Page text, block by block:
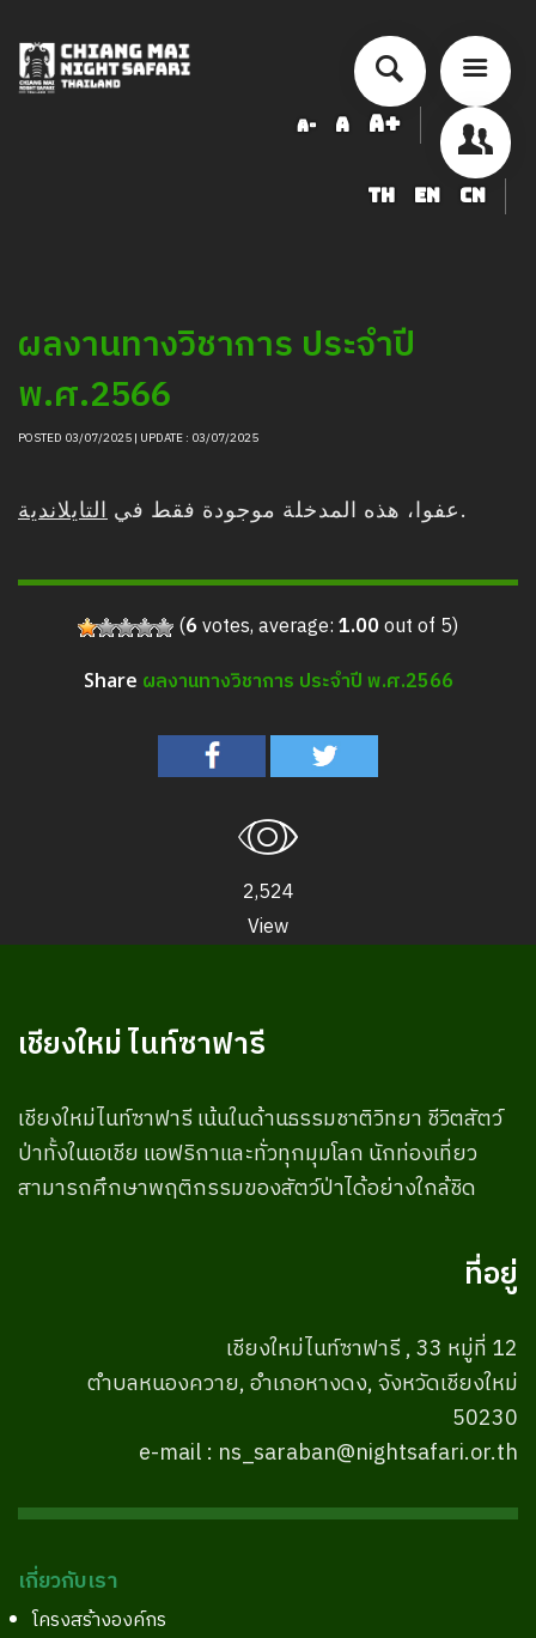
A- A A+
TH EN CN
ข้อมูลสัตว์ในเชียงใหม่ไนท์ซาฟารี
ผลงานทางวิชาการ ประจำปี
พ.ศ.2566
POSTED 03/07/2025 | UPDATE : 03/07/2025
عفوا، هذه المدخلة موجودة فقط في التايلاندية .
(6votes, average:1.00out of 5)
Share ผลงานทางวิชาการ ประจำปี พ.ศ.2566
2,524
View
เชียงใหม่ ไนท์ซาฟารี
เชียงใหม่ไนท์ซาฟารี เน้นในด้านธรรมชาติวิทยา ชีวิตสัตว์
ป่าทั้งในเอเชีย แอฟริกาและทั่วทุกมุมโลก นักท่องเที่ยว
สามารถศึกษาพฤติกรรมของสัตว์ป่าได้อย่างใกล้ชิด
ที่อยู่
เชียงใหม่ไนท์ซาฟารี , 33 หมู่ที่ 12
ตำบลหนองควาย, อำเภอหางดง, จังหวัดเชียงใหม่
50230
e-mail : ns_saraban@nightsafari.or.th
เกี่ยวกับเรา
โครงสร้างองค์กร